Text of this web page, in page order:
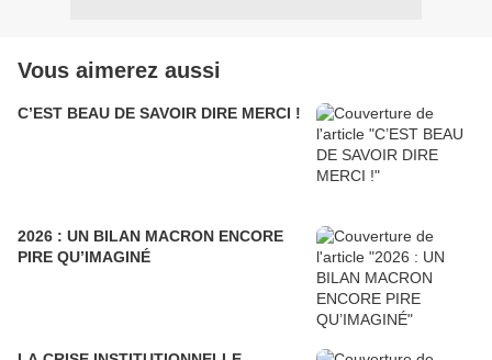
Vous aimerez aussi
C’EST BEAU DE SAVOIR DIRE MERCI !
2026 : UN BILAN MACRON ENCORE
PIRE QU’IMAGINÉ